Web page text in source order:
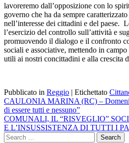
lavoreremo dall’opposizione con lo
governo che ha da sempre
nell’interesse dei cittadini e del paese.
l’esercizio del controllo sull’attività e
promuovendo il dialogo e il confronto
sociali e associative, mettendo in
utili ai nostri concittadini e alla crescita
Pubblicato in Reggio | Etichettato
Navigazione
articoli
CAULONIA MARINA (RC) –
di essere tutti e nessuno”
COMUNALI, IL “RISVEGLIO”
E L’INSUSSISTENZA DI TUTTI I